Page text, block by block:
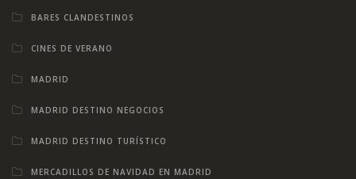
BARES CLANDESTINOS
CINES DE VERANO
MADRID
MADRID DESTINO NEGOCIOS
MADRID DESTINO TURÍSTICO
MERCADILLOS DE NAVIDAD EN MADRID